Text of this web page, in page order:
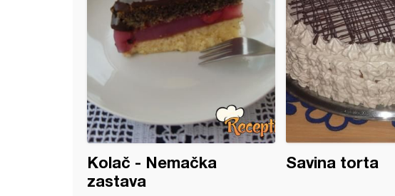
Kolač - Nemačka
zastava
Savina torta